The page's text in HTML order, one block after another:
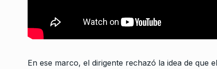
En ese marco, el dirigente rechazó la idea de que
masivas contra
2026